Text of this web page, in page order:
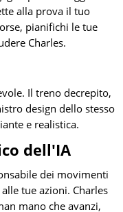
alla prova il tuo
pianifichi le tue
Charles.
Il treno decrepito,
design dello stesso
e realistica.
dell'IA
dei movimenti
tue azioni. Charles
mano che avanzi,